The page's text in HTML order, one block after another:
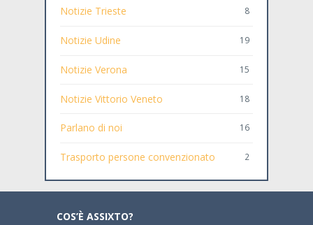
Notizie Trieste 8
Notizie Udine 19
Notizie Verona 15
Notizie Vittorio Veneto 18
Parlano di noi 16
Trasporto persone convenzionato 2
COS’È ASSIXTO?